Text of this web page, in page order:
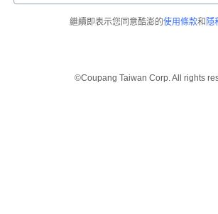
繼續即表示您同意酷澎的使用條款和 隱
©Coupang Taiwan Corp. All rights